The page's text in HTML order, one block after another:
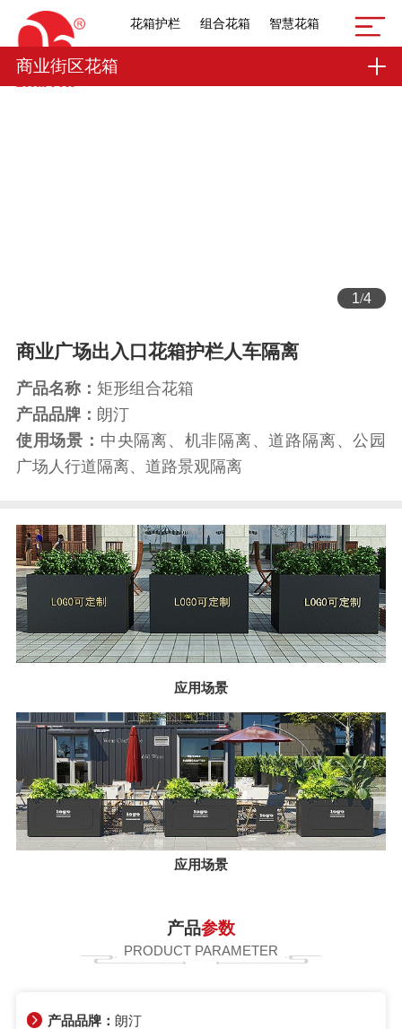
花箱护栏 组合花箱 智慧花箱
商业街区花箱
1/4
商业广场出入口花箱护栏人车隔离
产品名称： 矩形组合花箱
产品品牌： 朗汀
使用场景： 中央隔离、机非隔离、道路隔离、公园
广场人行道隔离、道路景观隔离
应用场景
应用场景
产品参数
PRODUCT PARAMETER
产品品牌：朗汀